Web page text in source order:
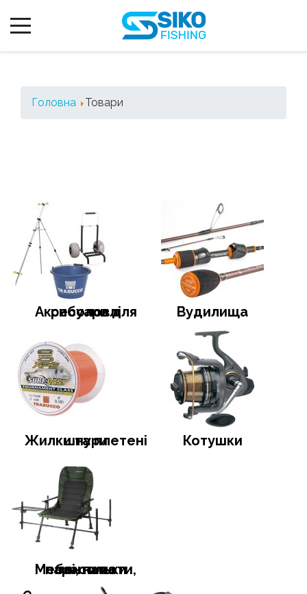
Головна Товари
Аксесуари для риболовлі Вудилища
Жилки та плетені шнури Котушки
Меблі, намети, тенти та парасольки